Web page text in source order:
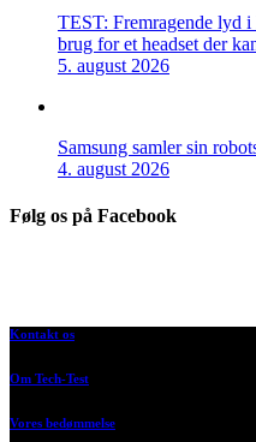
TEST: Fremragende lyd
brug for et headset der
5. august 2026
Samsung samler sin
4. august 2026
Følg os på Facebook
Kontakt os
Om Tech-Test
Vores bedømmelse